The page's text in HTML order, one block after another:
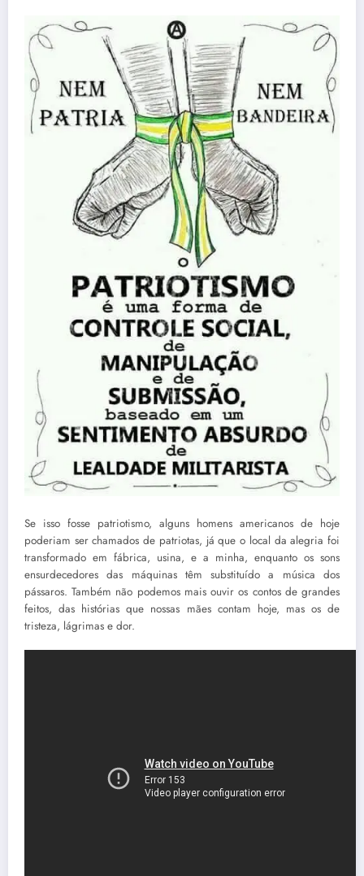
Se isso fosse patriotismo, alguns homens americanos de hoje
poderiam ser chamados de patriotas, já que o local da alegria foi
transformado em fábrica, usina, e a minha, enquanto os sons
ensurdecedores das máquinas têm substituído a música dos
pássaros. Também não podemos mais ouvir os contos de grandes
feitos, das histórias que nossas mães contam hoje, mas os de
tristeza, lágrimas e dor.